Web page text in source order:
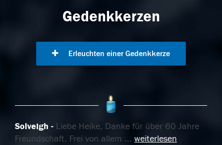
Gedenkkerzen
Erleuchten einer Gedenkkerze
Solveigh
Liebe Heike, Danke für über 60 Jahre
Freundschaft. Frei von allem ... weiterlesen